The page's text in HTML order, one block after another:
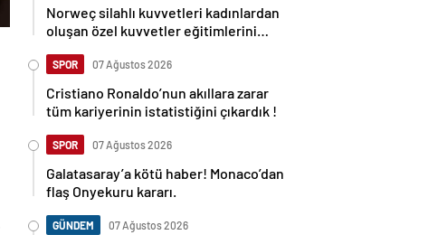
Norweç silahlı kuvvetleri kadınlardan
oluşan özel kuvvetler eğitimlerini
SPOR 07 Ağustos 2026
Cristiano Ronaldo’nun akıllara zarar
tüm kariyerinin istatistiğini çıkardık !
SPOR 07 Ağustos 2026
Galatasaray’a kötü haber! Monaco’dan
flaş Onyekuru kararı.
GÜNDEM 07 Ağustos 2026